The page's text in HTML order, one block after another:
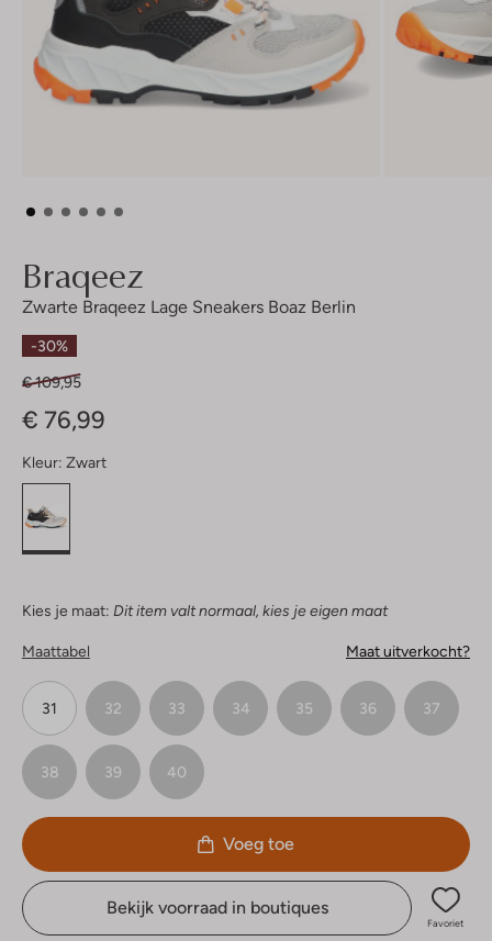
Braqeez
Zwarte Braqeez Lage Sneakers Boaz Berlin
-30%
€ 109,95
€ 76,99
Kleur: Zwart
Kies je maat: Dit item valt normaal, kies je eigen maat
Maattabel Maat uitverkocht?
31 32 33 34 35 36 37
38 39 40
Voeg toe
Bekijk voorraad in boutiques
Favoriet